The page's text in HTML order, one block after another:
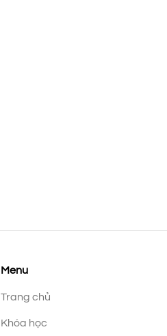
Menu
Trang chủ
Khóa học